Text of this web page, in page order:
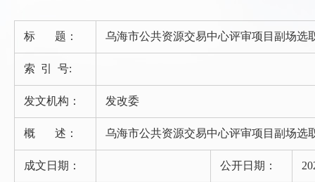
标 题： 乌海市公共资源交易中心评审项目副场选
索 引 号:
发文机构： 发改委
概 述： 乌海市公共资源交易中心评审项目副场选
成文日期： 公开日期：